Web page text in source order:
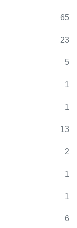
65
23
5
1
1
13
2
1
1
6